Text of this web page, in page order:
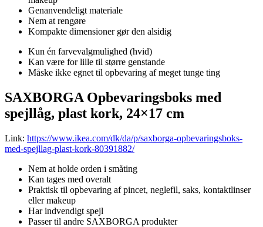
Genanvendeligt materiale
Nem at rengøre
Kompakte dimensioner gør den alsidig
Kun én farvevalgmulighed (hvid)
Kan være for lille til større genstande
Måske ikke egnet til opbevaring af meget tunge ting
SAXBORGA Opbevaringsboks med
spejllåg, plast kork, 24×17 cm
Link: https://www.ikea.com/dk/da/p/saxborga-opbevaringsboks-
med-spejllag-plast-kork-80391882/
Nem at holde orden i småting
Kan tages med overalt
Praktisk til opbevaring af pincet, neglefil, saks, kontaktlinser
eller makeup
Har indvendigt spejl
Passer til andre SAXBORGA produkter